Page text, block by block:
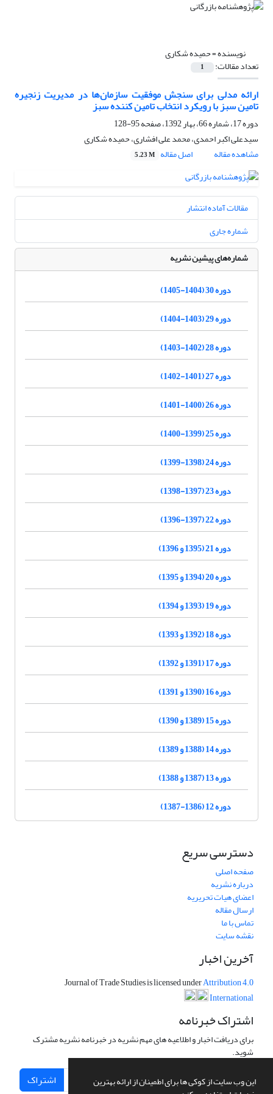
این وب سایت از کوکی ها برای اطمینان از ارائه بهترین
نویسنده =حمیده شکاری
تعداد مقالات: 1
ارائه مدلی برای سنجش موفقیت سازمان‌ها در مدیریت زنجیره
تامین سبز با رویکرد انتخاب تامین کننده سبز
دوره 17، شماره 66، بهار 1392، صفحه
95-128
سیدعلی اکبر احمدی، محمد علی افشاری، حمیده شکاری
مشاهده مقاله
اصل مقاله 5.23 M
مقالات آماده انتشار
شماره جاری
شماره‌های پیشین نشریه
دوره 30 (1404-1405)
دوره 29 (1403-1404)
دوره 28 (1402-1403)
دوره 27 (1401-1402)
دوره 26 (1400-1401)
دوره 25 (1399-1400)
دوره 24 (1398-1399)
دوره 23 (1397-1398)
دوره 22 (1397-1396)
دوره 21 (1395 و 1396)
دوره 20 (1394 و 1395)
دوره 19 (1393 و 1394)
دوره 18 (1392 و 1393)
دوره 17 (1391 و 1392)
دوره 16 (1390 و 1391)
دوره 15 (1389 و 1390)
دوره 14 (1388 و 1389)
دوره 13 (1387 و 1388)
دوره 12 (1386-1387)
دسترسی سریع
صفحه اصلی
درباره نشریه
اعضای هیات تحریریه
ارسال مقاله
تماس با ما
نقشه سایت
آخرین اخبار
Journal of Trade Studies is licensed underAttribution 4.0
International
اشتراک خبرنامه
برای دریافت اخبار و اطلاعیه های مهم نشریه در خبرنامه نشریه مشترک
شوید.
اشتراک